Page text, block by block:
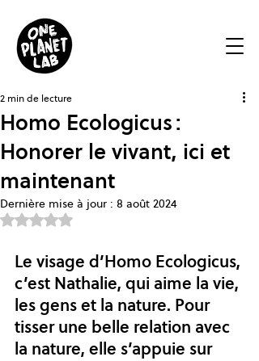
Homo Ecologicus :
Honorer le vivant, ici et
maintenant
2 min de lecture
Dernière mise à jour : 8 août 2024
Noté NaN étoiles sur 5.
Le visage d’Homo Ecologicus,
c’est Nathalie, qui aime la vie,
les gens et la nature. Pour
tisser une belle relation avec
la nature, elle s’appuie sur